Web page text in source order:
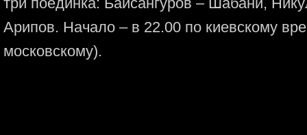
Арипов. Начало – в 22.00 по киевскому
московскому).